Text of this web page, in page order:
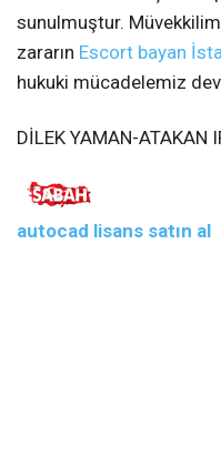
sunulmuştur.
zararın Escort bayan
hukuki mücadelemiz
DİLEK YAMAN-ATAKAN
autocad lisans satın al